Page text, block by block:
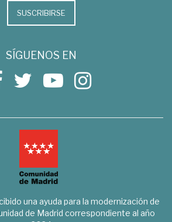
SUSCRIBIRSE
SÍGUENOS EN
una ayuda para la modernización de
de Madrid correspondiente al año